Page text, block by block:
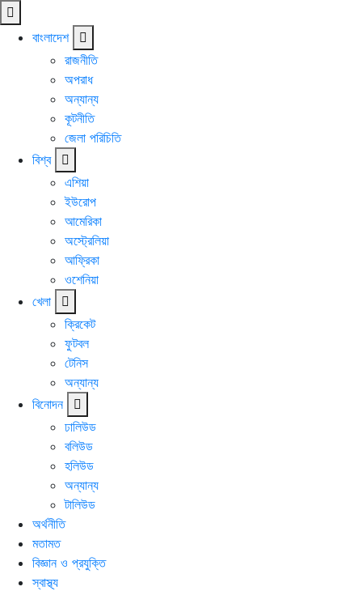
বাংলাদেশ
রাজনীতি
অপরাধ
অন্যান্য
কূটনীতি
জেলা পরিচিতি
বিশ্ব
এশিয়া
ইউরোপ
আমেরিকা
অস্ট্রেলিয়া
আফ্রিকা
ওশেনিয়া
খেলা
ক্রিকেট
ফুটবল
টেনিস
অন্যান্য
বিনোদন
ঢালিউড
বলিউড
হলিউড
অন্যান্য
টালিউড
অর্থনীতি
মতামত
বিজ্ঞান ও প্রযুক্তি
স্বাস্থ্য